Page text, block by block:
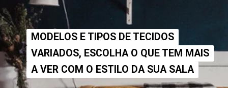
MODELOS E TIPOS DE TECIDOS
VARIADOS, ESCOLHA O QUE TEM MAIS
A VER COM O ESTILO DA SUA SALA
MODELOS E TIPOS DE TECIDOS
VARIADOS, ESCOLHA O QUE TEM MAIS
A VER COM O ESTILO DA SUA SALA